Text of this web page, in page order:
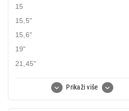
Prikaži više
15
15,5"
15,6"
19"
21,45"
21,5"
23,6"